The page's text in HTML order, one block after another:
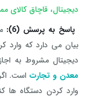
دیجیتال، قاچاق
پاسخ به پرسش (6):
بیان می دارد که وارد
دیجیتال مشروط به
معدن و تجارت است.
وارد کردن دستگاه ها